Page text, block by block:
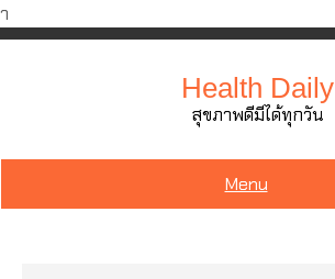
ำ
Skip
Health Daily
สุขภาพดีมีได้ทุกวัน
Menu